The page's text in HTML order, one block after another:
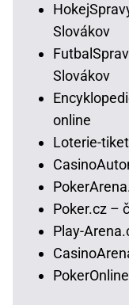
Slovákov
Slovákov
online
Loterie-
Poker.cz –
Play-